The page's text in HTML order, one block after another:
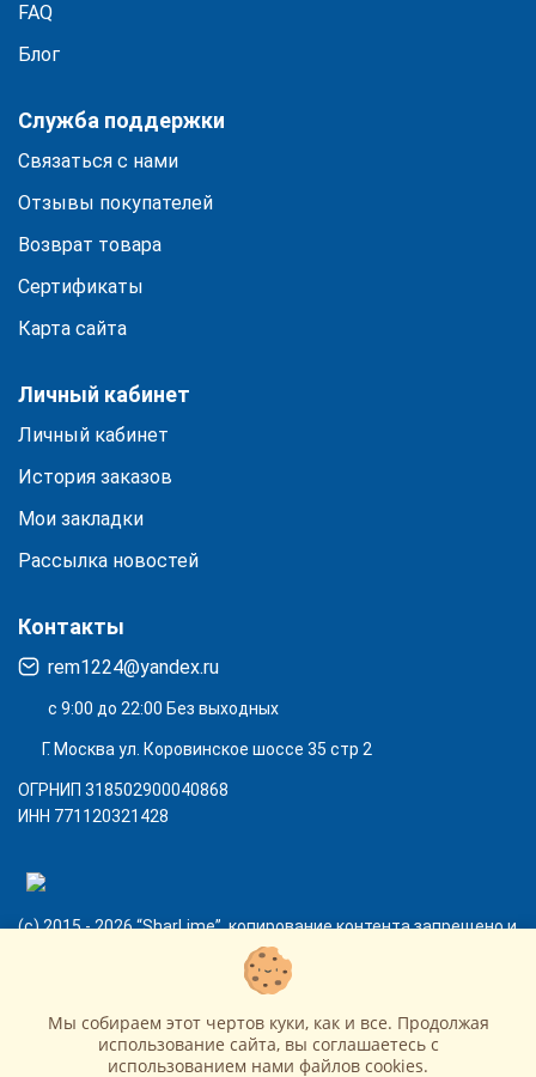
FAQ
Блог
Служба поддержки
Связаться с нами
Отзывы покупателей
Возврат товара
Сертификаты
Карта сайта
Личный кабинет
Личный кабинет
История заказов
Мои закладки
Рассылка новостей
Контакты
rem1224@yandex.ru
с 9:00 до 22:00 Без выходных
Г. Москва ул. Коровинское шоссе 35 стр 2
ОГРНИП 318502900040868
ИНН 771120321428
(с) 2015 - 2026 “SharLime”, копирование контента запрещено и
Мы собираем этот чертов куки, как и все. Продолжая
использование сайта, вы соглашаетесь c
использованием нами файлов cookies.